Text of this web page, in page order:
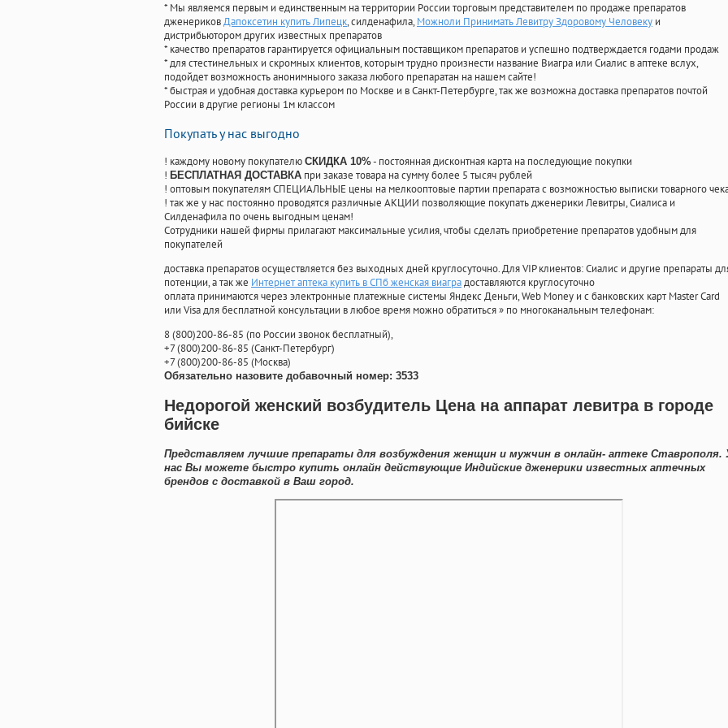
* Мы являемся первым и единственным на территории России торговым представителем по продаже препаратов
дженериковДапоксетин купить Липецк, силденафила, Можноли Принимать Левитру Здоровому Человеку и
дистрибьютором других известных препаратов
* качество препаратов гарантируется официальным поставщиком препаратов и успешно подтверждается годами продаж
* для стестинельных и скромных клиентов, которым трудно произнести название Виагра или Сиалис в аптеке вслух,
подойдет возможность анонимныого заказа любого препаратан на нашем сайте!
* быстрая и удобная доставка курьером по Москве и в Санкт-Петербурге, так же возможна доставка препаратов почтой
России в другие регионы 1м классом
Покупать у нас выгодно
! каждому новому покупателю СКИДКА 10%- постоянная дисконтная карта на последующие покупки
! БЕСПЛАТНАЯ ДОСТАВКА при заказе товара на сумму более 5 тысяч рублей
! оптовым покупателям СПЕЦИАЛЬНЫЕ цены на мелкооптовые партии препарата с возможностью выписки товарного
! так же у нас постоянно проводятся различные АКЦИИ позволяющие покупать дженерики Левитры, Сиалиса и
Силденафила по очень выгодным ценам!
Cотрудники нашей фирмы прилагают максимальные усилия, чтобы сделать приобретение препаратов удобным для
покупателей
доставка препаратов осуществляется без выходных дней круглосуточно. Для VIP клиентов: Сиалис и другие препараты
потенции, а так же Интернет аптека купить в СПб женская виаградоставляются круглосуточно
оплата принимаются через электронные платежные системы Яндекс Деньги, Web Money и с банковских карт Master Card
или Visa для бесплатной консультации в любое время можно обратиться» по многоканальным телефонам:
8(800)200-86-85 (по России звонок бесплатный),
+7(800)200-86-85 (Санкт-Петербург)
+7(800)200-86-85 (Москва)
Обязательно назовите добавочный номер: 3533
Недорогой женский возбудитель Цена на аппарат левитра в городе
бийске
Представляем лучшие препараты для возбуждения женщин и мужчин в онлайн- аптеке Ставрополя.
нас Вы можете быстро купить онлайн действующие Индийские дженерики известных аптечных
брендов с доставкой в Ваш город.